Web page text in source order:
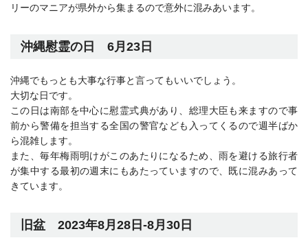
リーのマニアが県外から集まるので意外に混みあいます。
沖縄慰霊の日 6月23日
沖縄でもっとも大事な行事と言ってもいいでしょう。
大切な日です。
この日は南部を中心に慰霊式典があり、総理大臣も来ますので事
前から警備を担当する全国の警官なども入ってくるので週半ばか
ら混雑します。
また、毎年梅雨明けがこのあたりになるため、雨を避ける旅行者
が集中する最初の週末にもあたっていますので、既に混みあって
きています。
旧盆 2023年8月28日-8月30日